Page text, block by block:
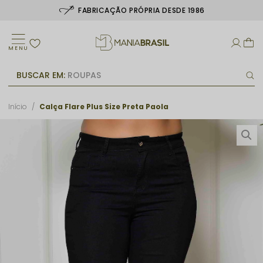
FABRICAÇÃO PRÓPRIA DESDE 1986
MENU
BUSCAR EM: ROUPAS
Início Calça Flare Plus Size Preta Paola